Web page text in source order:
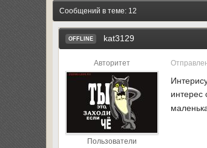
Сообщений в теме: 12
OFFLINE kat3129
Авторитет
Пользователи
интерес